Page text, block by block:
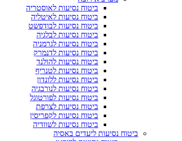
ביטוח נסיעות לאוסטריה
ביטוח נסיעות לאיטליה
ביטוח נסיעות לבודפשט
ביטוח נסיעות לבלגיה
ביטוח נסיעות לגרמניה
ביטוח נסיעות לדנמרק
ביטוח נסיעות להולנד
ביטוח נסיעות לטנריף
ביטוח נסיעות ללונדון
ביטוח נסיעות לנורבגיה
ביטוח נסיעות לפורטוגל
ביטוח נסיעות לצרפת
ביטוח נסיעות לקפריסין
ביטוח נסיעות לשוודיה
ביטוח נסיעות ליעדים באסיה